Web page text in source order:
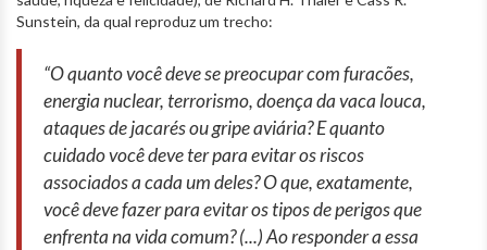
Sunstein, da qual reproduz um trecho:
“O quanto você deve se preocupar com furacões,
energia nuclear, terrorismo, doença da vaca louca,
ataques de jacarés ou gripe aviária? E quanto
cuidado você deve ter para evitar os riscos
associados a cada um deles? O que, exatamente,
você deve fazer para evitar os tipos de perigos que
enfrenta na vida comum? (...) Ao responder a essa